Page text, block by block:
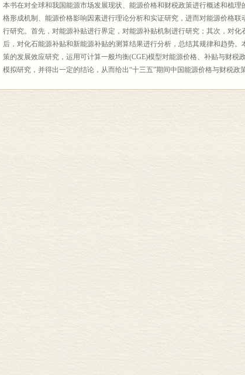
本书在对全球和我国能源市场发展现状、能源价格和财税政策进行概述和梳
格形成机制、能源价格影响因素进行理论分析和实证研究，进而对能源价格
行研究。首先，对能源补贴进行界定，对能源补贴机制进行研究；其次，对
后，对化石能源补贴和新能源补贴的测算结果进行分析，总结其规律和趋势
策的发展效应研究，运用可计算一般均衡(CGE)模型对能源价格、补贴与财税
模拟研究，并得出一定的结论，从而给出“十三五”期间中国能源价格与财税政